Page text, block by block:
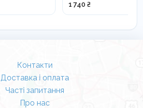
1 740 ₴
Контакти
Доставка і оплата
Часті запитання
Про нас